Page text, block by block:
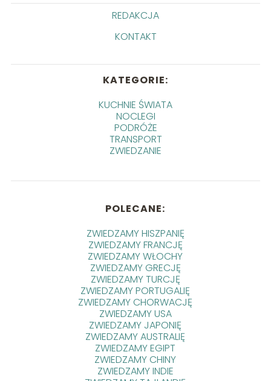
REDAKCJA
KONTAKT
KATEGORIE:
KUCHNIE ŚWIATA
NOCLEGI
PODRÓŻE
TRANSPORT
ZWIEDZANIE
POLECANE:
ZWIEDZAMY HISZPANIĘ
ZWIEDZAMY FRANCJĘ
ZWIEDZAMY WŁOCHY
ZWIEDZAMY GRECJĘ
ZWIEDZAMY TURCJĘ
ZWIEDZAMY PORTUGALIĘ
ZWIEDZAMY CHORWACJĘ
ZWIEDZAMY USA
ZWIEDZAMY JAPONIĘ
ZWIEDZAMY AUSTRALIĘ
ZWIEDZAMY EGIPT
ZWIEDZAMY CHINY
ZWIEDZAMY INDIE